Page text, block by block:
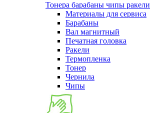
Тонера барабаны чипы ракели
Материалы для сервиса
Барабаны
Вал магнитный
Печатная головка
Ракели
Термопленка
Тонер
Чернила
Чипы